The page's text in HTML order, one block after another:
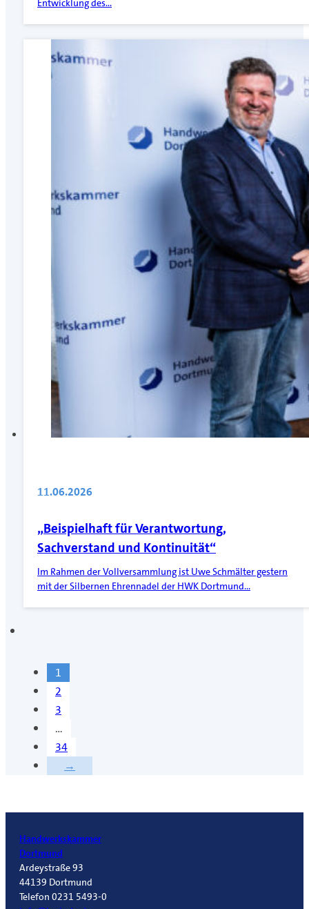
Entwicklung des…
11.06.2026
„Beispielhaft für Verantwortung,
Sachverstand und Kontinuität“
Im Rahmen der Vollversammlung ist Uwe Schmälter gestern
mit der Silbernen Ehrennadel der HWK Dortmund…
1
2
3
…
34
→
Handwerkskammer
Dortmund
Ardeystraße 93
44139 Dortmund
Telefon 0231 5493-0